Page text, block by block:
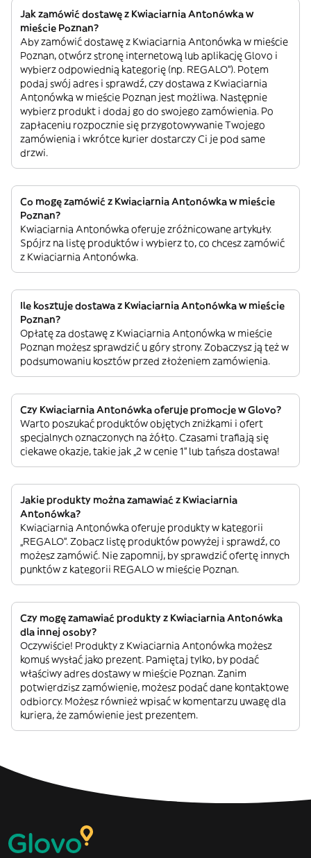
Jak zamówić dostawę z Kwiaciarnia Antonówka w
mieście Poznan?
Aby zamówić dostawę z Kwiaciarnia Antonówka w mieście
Poznan, otwórz stronę internetową lub aplikację Glovo i
wybierz odpowiednią kategorię (np. REGALO”). Potem
podaj swój adres i sprawdź, czy dostawa z Kwiaciarnia
Antonówka w mieście Poznan jest możliwa. Następnie
wybierz produkt i dodaj go do swojego zamówienia. Po
zapłaceniu rozpocznie się przygotowywanie Twojego
zamówienia i wkrótce kurier dostarczy Ci je pod same
drzwi.
Co mogę zamówić z Kwiaciarnia Antonówka w mieście
Poznan?
Kwiaciarnia Antonówka oferuje zróżnicowane artykuły.
Spójrz na listę produktów i wybierz to, co chcesz zamówić
z Kwiaciarnia Antonówka.
Ile kosztuje dostawa z Kwiaciarnia Antonówka w mieście
Poznan?
Opłatę za dostawę z Kwiaciarnia Antonówka w mieście
Poznan możesz sprawdzić u góry strony. Zobaczysz ją też w
podsumowaniu kosztów przed złożeniem zamówienia.
Czy Kwiaciarnia Antonówka oferuje promocje w Glovo?
Warto poszukać produktów objętych zniżkami i ofert
specjalnych oznaczonych na żółto. Czasami trafiają się
ciekawe okazje, takie jak „2 w cenie 1” lub tańsza dostawa!
Jakie produkty można zamawiać z Kwiaciarnia
Antonówka?
Kwiaciarnia Antonówka oferuje produkty w kategorii
„REGALO”. Zobacz listę produktów powyżej i sprawdź, co
możesz zamówić. Nie zapomnij, by sprawdzić ofertę innych
punktów z kategorii REGALO w mieście Poznan.
Czy mogę zamawiać produkty z Kwiaciarnia Antonówka
dla innej osoby?
Oczywiście! Produkty z Kwiaciarnia Antonówka możesz
komuś wysłać jako prezent. Pamiętaj tylko, by podać
właściwy adres dostawy w mieście Poznan. Zanim
potwierdzisz zamówienie, możesz podać dane kontaktowe
odbiorcy. Możesz również wpisać w komentarzu uwagę dla
kuriera, że zamówienie jest prezentem.